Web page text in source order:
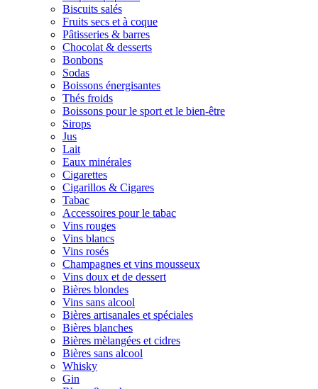
Biscuits salés
Fruits secs et à coque
Pâtisseries & barres
Chocolat & desserts
Bonbons
Sodas
Boissons énergisantes
Thés froids
Boissons pour le sport et le bien-être
Sirops
Jus
Lait
Eaux minérales
Cigarettes
Cigarillos & Cigares
Tabac
Accessoires pour le tabac
Vins rouges
Vins blancs
Vins rosés
Champagnes et vins mousseux
Vins doux et de dessert
Bières blondes
Vins sans alcool
Bières artisanales et spéciales
Bières blanches
Bières mèlangées et cidres
Bières sans alcool
Whisky
Gin